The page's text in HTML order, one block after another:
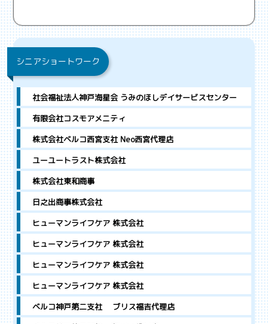
シニアショートワーク
社会福祉法人神戸海星会 うみのほしデイサービスセンター
有限会社コスモアメニティ
株式会社ベルコ西宮支社 Neo西宮代理店
ユーユートラスト株式会社
株式会社東和商事
日之出商事株式会社
ヒューマンライフケア 株式会社
ヒューマンライフケア 株式会社
ヒューマンライフケア 株式会社
ヒューマンライフケア 株式会社
ベルコ神戸第二支社 ブリス福吉代理店